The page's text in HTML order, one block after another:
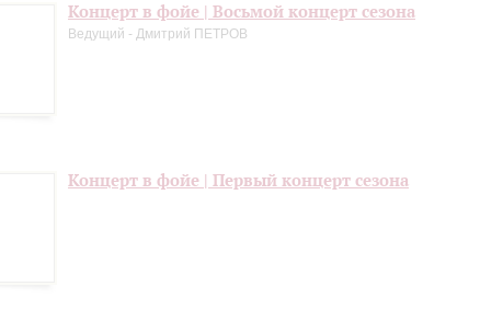
Концерт в фойе | Восьмой концерт сезона
Ведущий - Дмитрий ПЕТРОВ
Концерт в фойе | Первый концерт сезона